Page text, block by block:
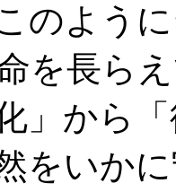
のよう
を長ら
」から
をいか